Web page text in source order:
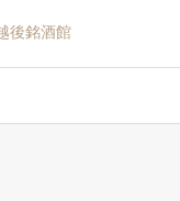
後銘酒館